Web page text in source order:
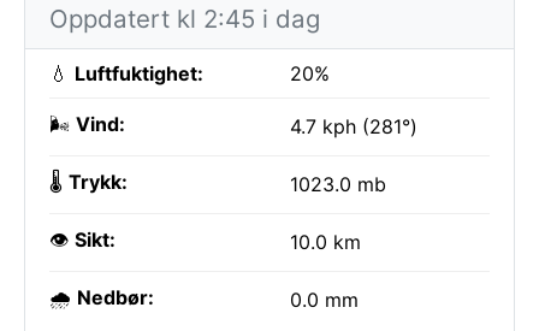
Oppdatert kl 2:45 i dag
💧 Luftfuktighet: 20%
🌬️ Vind: 4.7 kph (281°)
🌡️ Trykk: 1023.0 mb
👁️ Sikt: 10.0 km
🌧️ Nedbør: 0.0 mm